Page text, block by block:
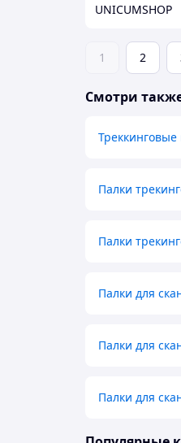
UNICUMSHOP
1 2
Смотри
Треккинговые
Палки
Палки
Палки для
Палки для
Палки для